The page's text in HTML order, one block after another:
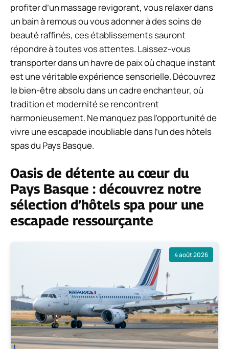
profiter d’un massage revigorant, vous relaxer dans
un bain à remous ou vous adonner à des soins de
beauté raffinés, ces établissements sauront
répondre à toutes vos attentes. Laissez-vous
transporter dans un havre de paix où chaque instant
est une véritable expérience sensorielle. Découvrez
le bien-être absolu dans un cadre enchanteur, où
tradition et modernité se rencontrent
harmonieusement. Ne manquez pas l’opportunité de
vivre une escapade inoubliable dans l’un des hôtels
spas du Pays Basque.
Oasis de détente au cœur du
Pays Basque : découvrez notre
sélection d’hôtels spa pour une
escapade ressourçante
4 août 2026